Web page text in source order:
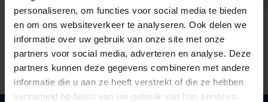
personaliseren, om functies voor social media te bieden
en om ons websiteverkeer te analyseren. Ook delen we
informatie over uw gebruik van onze site met onze
partners voor social media, adverteren en analyse. Deze
partners kunnen deze gegevens combineren met andere
informatie die u aan ze heeft verstrekt of die ze hebben
verzameld op basis van uw gebruik van hun services.